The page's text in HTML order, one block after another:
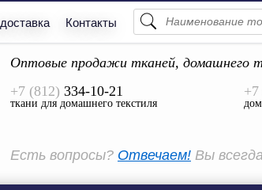
Контакты
Оптовые продажи тканей, домашнего
+7 (812) 334-10-21
ткани для домашнего текстиля
+7
Есть вопросы? Отвечаем! Вы